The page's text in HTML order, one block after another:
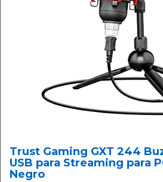
Trust Gaming GXT 244
USB para Streaming para
Negro